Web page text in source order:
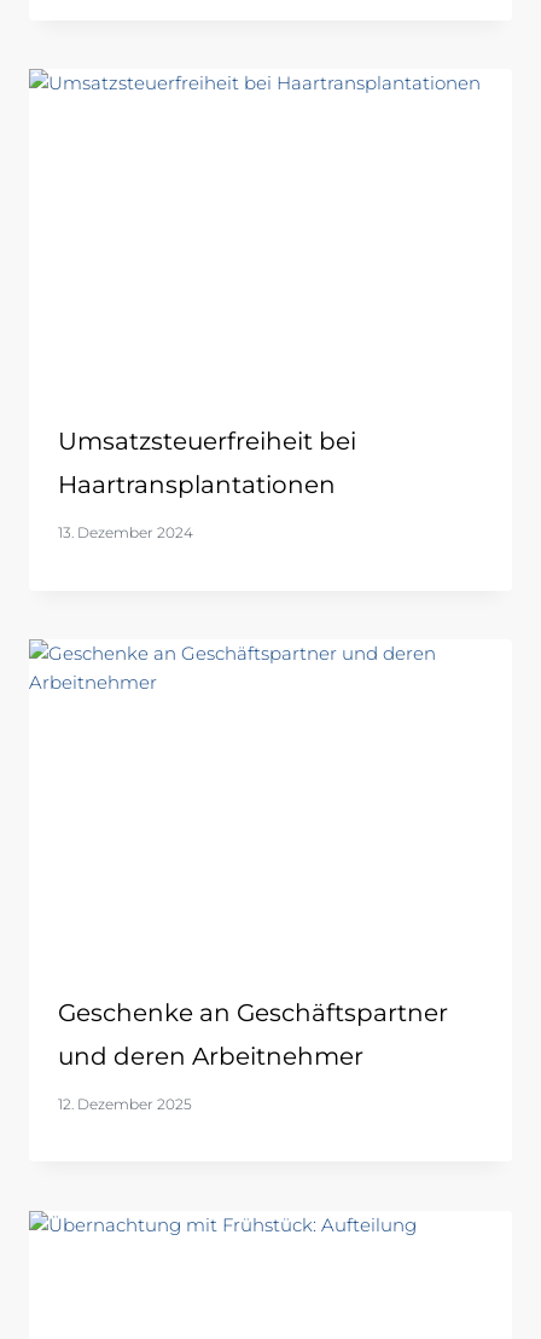
Umsatzsteuerfreiheit bei
Haartransplantationen
13. Dezember 2024
Geschenke an Geschäftspartner
und deren Arbeitnehmer
12. Dezember 2025